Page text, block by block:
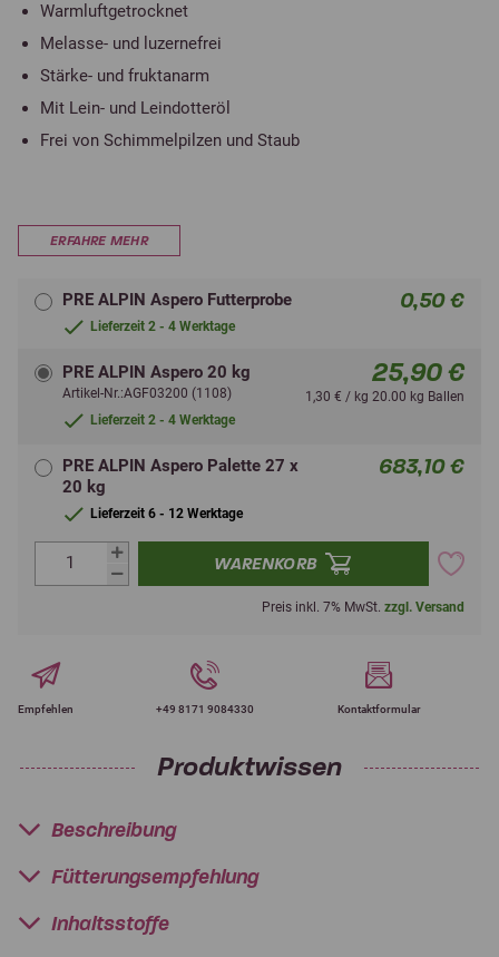
Warmluftgetrocknet
Melasse- und luzernefrei
Stärke- und fruktanarm
Mit Lein- und Leindotteröl
Frei von Schimmelpilzen und Staub
ERFAHRE MEHR
PRE ALPIN Aspero Futterprobe
Lieferzeit 2 - 4 Werktage
0,50 €
PRE ALPIN Aspero 20 kg
Artikel-Nr.:AGF03200 (1108)
Lieferzeit 2 - 4 Werktage
25,90 €
1,30 € / kg 20.00 kg Ballen
PRE ALPIN Aspero Palette 27 x
20 kg
Lieferzeit 6 - 12 Werktage
683,10 €
WARENKORB
Preis inkl. 7% MwSt. zzgl. Versand
Empfehlen +49 8171 9084330 Kontaktformular
Produktwissen
Beschreibung
Fütterungsempfehlung
Inhaltsstoffe